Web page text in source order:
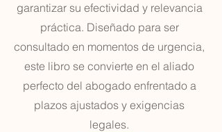
garantizar su efectividad y relevancia
práctica. Diseñado para ser
consultado en momentos de urgencia,
este libro se convierte en el aliado
perfecto del abogado enfrentado a
plazos ajustados y exigencias
legales.